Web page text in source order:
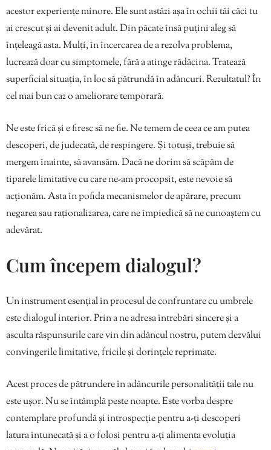
acestor experiențe minore. Ele sunt astăzi așa în ochii tăi căci tu
ai crescut și ai devenit adult. Din păcate însă puțini aleg să
înțeleagă asta. Mulți, în încercarea de a rezolva problema,
lucrează doar cu simptomele, fără a atinge rădăcina. Tratează
superficial situația, în loc să pătrundă în adâncuri. Rezultatul? În
cel mai bun caz o ameliorare temporară.
Ne este frică și e firesc să ne fie. Ne temem de ceea ce am putea
descoperi, de judecată, de respingere. Și totuși, trebuie să
mergem înainte, să avansăm. Dacă ne dorim să scăpăm de
tiparele limitative cu care ne-am procopsit, este nevoie să
acționăm. Asta în pofida mecanismelor de apărare, precum
negarea sau raționalizarea, care ne împiedică să ne cunoaștem cu
adevărat.
Cum începem dialogul?
Un instrument esențial în procesul de confruntare cu umbrele
este dialogul interior. Prin a ne adresa întrebări sincere și a
asculta răspunsurile care vin din adâncul nostru, putem dezvălui
convingerile limitative, fricile și dorințele reprimate.
Acest proces de pătrundere în adâncurile personalității tale nu
este ușor. Nu se întâmplă peste noapte. Este vorba despre
contemplare profundă și introspecție pentru a-ți descoperi
latura întunecată și a o folosi pentru a-ți alimenta evoluția